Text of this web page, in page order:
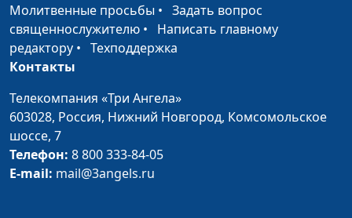
перевода Библии
им. М.П. Кулакова
О чем говорит Послание к
Галатам?
ведущий научный
Молитвенные просьбы • Задать вопрос
священнослужителю • Написать главному
редактору • Техподдержка
Контакты
Телекомпания «Три Ангела»
603028, Россия, Нижний Новгород, Комсомольское
шоссе, 7
Телефон: 8 800 333-84-05
E-mail: mail@3angels.ru